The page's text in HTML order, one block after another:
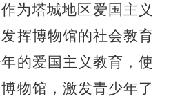
为塔城地区爱国主义
挥博物馆的社会教育
的爱国主义教育，使
物馆，激发青少年了